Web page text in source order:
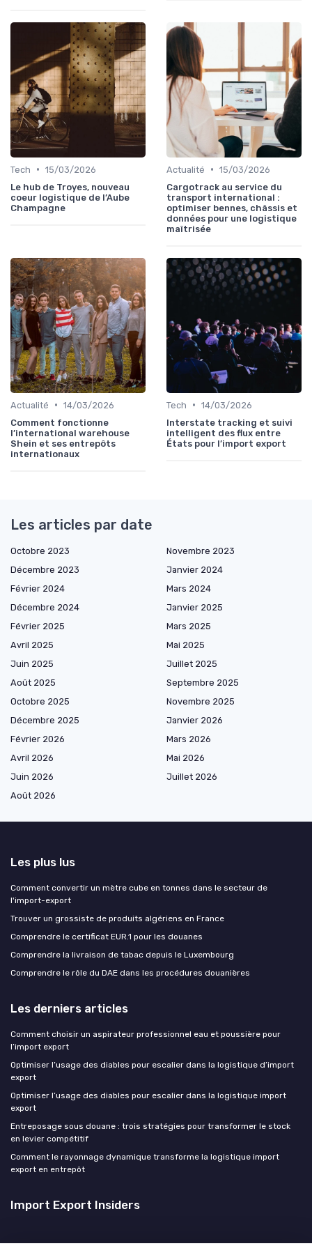
Tech • 15/03/2026
Le hub de Troyes, nouveau
coeur logistique de l’Aube
Champagne
Actualité • 15/03/2026
Cargotrack au service du
transport international :
optimiser bennes, châssis et
données pour une logistique
maîtrisée
Actualité • 14/03/2026
Comment fonctionne
l’international warehouse
Shein et ses entrepôts
internationaux
Tech • 14/03/2026
Interstate tracking et suivi
intelligent des flux entre
États pour l’import export
Les articles par date
Octobre 2023
Novembre 2023
Décembre 2023
Janvier 2024
Février 2024
Mars 2024
Décembre 2024
Janvier 2025
Février 2025
Mars 2025
Avril 2025
Mai 2025
Juin 2025
Juillet 2025
Août 2025
Septembre 2025
Octobre 2025
Novembre 2025
Décembre 2025
Janvier 2026
Février 2026
Mars 2026
Avril 2026
Mai 2026
Juin 2026
Juillet 2026
Août 2026
Les plus lus
Comment convertir un mètre cube en tonnes dans le secteur de
l'import-export
Trouver un grossiste de produits algériens en France
Comprendre le certificat EUR.1 pour les douanes
Comprendre la livraison de tabac depuis le Luxembourg
Comprendre le rôle du DAE dans les procédures douanières
Les derniers articles
Comment choisir un aspirateur professionnel eau et poussière pour
l’import export
Optimiser l’usage des diables pour escalier dans la logistique d’import
export
Optimiser l’usage des diables pour escalier dans la logistique import
export
Entreposage sous douane : trois stratégies pour transformer le stock
en levier compétitif
Comment le rayonnage dynamique transforme la logistique import
export en entrepôt
Import Export Insiders